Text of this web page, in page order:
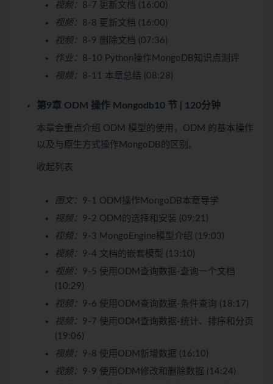
视频： 8-7 更新文档 (16:00)
视频： 8-8 更新文档 (16:00)
视频： 8-9 删除文档 (07:36)
作业： 8-10 Python操作MongoDB知识点测评
视频： 8-11 本章总结 (08:28)
第9章 ODM 操作 Mongodb10 节 | 120分钟
本章会重点介绍 ODM 模型的使用，ODM 的基本操作
以及与原生方式操作MongoDB的区别。
收起列表
图文： 9-1 ODM操作MongoDB本章导学
视频： 9-2 ODM的选择和安装 (09:21)
视频： 9-3 MongoEngine模型介绍 (19:03)
视频： 9-4 文档的嵌套模型 (13:10)
视频： 9-5 使用ODM查询数据-查询一个文档
(10:29)
视频： 9-6 使用ODM查询数据-条件查询 (18:17)
视频： 9-7 使用ODM查询数据-统计、排序和分页
(19:06)
视频： 9-8 使用ODM新增数据 (16:10)
视频： 9-9 使用ODM修改和删除数据 (14:24)